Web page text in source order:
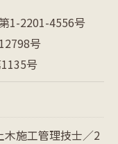
1-2201-4556号
号
号
施工管理技士／2